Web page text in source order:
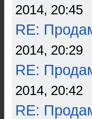
2014, 20:45
RE:
2014, 20:29
RE:
2014, 20:42
RE: